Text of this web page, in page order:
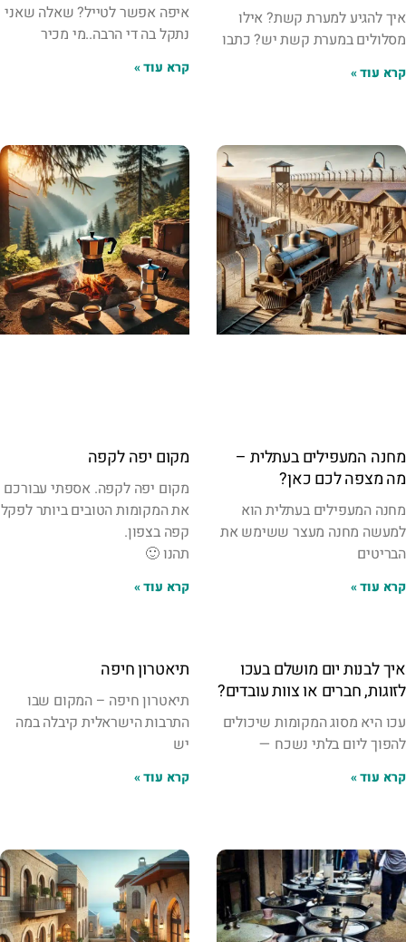
איך להגיע למערת קשת? אילו
מסלולים במערת קשת יש? כתבו
קרא עוד »
איפה אפשר לטייל? שאלה שאני
נתקל בה די הרבה..מי מכיר
קרא עוד »
מחנה המעפילים בעתלית –
מה מצפה לכם כאן?
מחנה המעפילים בעתלית הוא
למעשה מחנה מעצר ששימש את
הבריטים
קרא עוד »
מקום יפה לקפה
מקום יפה לקפה. אספתי עבורכם
את המקומות הטובים ביותר לפקל
קפה בצפון.
תהנו 🙂
קרא עוד »
איך לבנות יום מושלם בעכו
לזוגות, חברים או צוות עובדים?
עכו היא מסוג המקומות שיכולים
להפוך ליום בלתי נשכח —
קרא עוד »
תיאטרון חיפה
תיאטרון חיפה – המקום שבו
התרבות הישראלית קיבלה במה
יש
קרא עוד »